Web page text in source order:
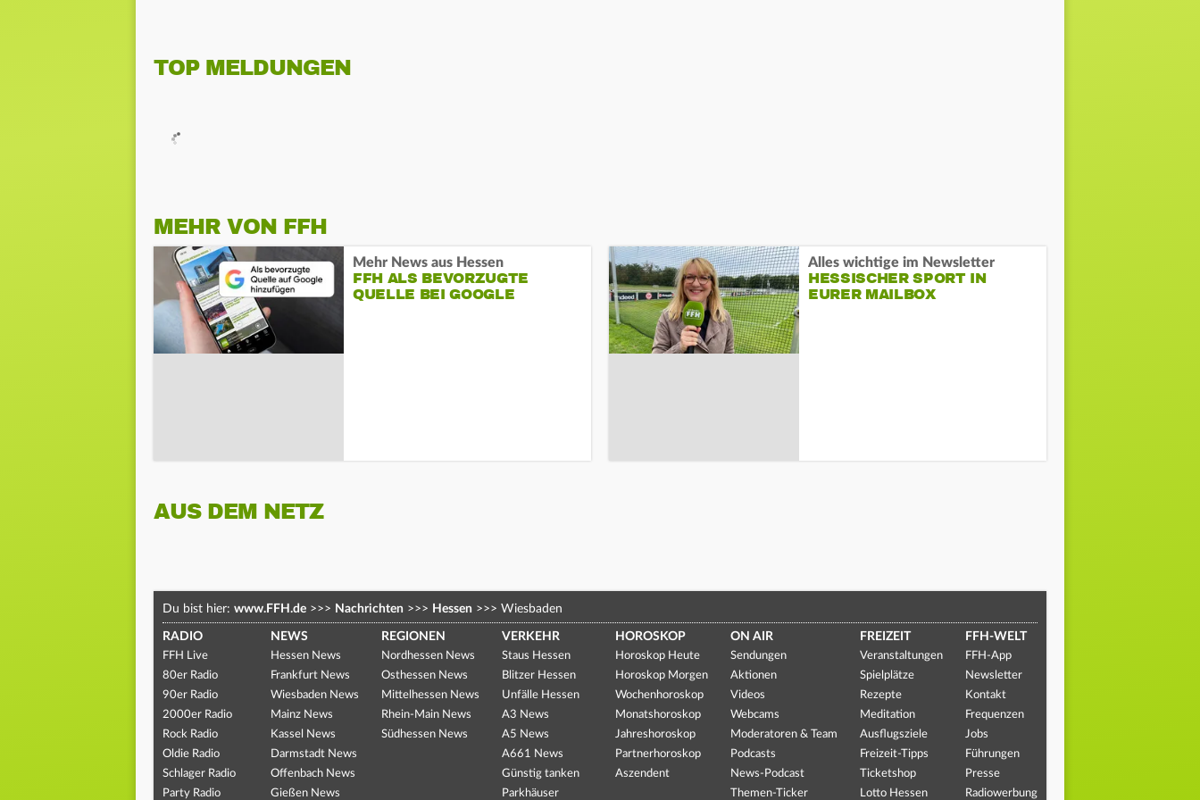
TOP MELDUNGEN
MEHR VON FFH
Mehr News aus Hessen
FFH ALS BEVORZUGTE
QUELLE BEI GOOGLE
Alles wichtige im Newsletter
HESSISCHER SPORT IN
EURER MAILBOX
AUS DEM NETZ
Du bist hier: www.FFH.de >>> Nachrichten >>> Hessen >>> Wiesbaden
RADIO
FFH Live
80er Radio
90er Radio
2000er Radio
Rock Radio
Oldie Radio
Schlager Radio
Party Radio
NEWS
Hessen News
Frankfurt News
Wiesbaden News
Mainz News
Kassel News
Darmstadt News
Offenbach News
Gießen News
REGIONEN
Nordhessen News
Osthessen News
Mittelhessen News
Rhein-Main News
Südhessen News
VERKEHR
Staus Hessen
Blitzer Hessen
Unfälle Hessen
A3 News
A5 News
A661 News
Günstig tanken
Parkhäuser
HOROSKOP
Horoskop Heute
Horoskop Morgen
Wochenhoroskop
Monatshoroskop
Jahreshoroskop
Partnerhoroskop
Aszendent
ON AIR
Sendungen
Aktionen
Videos
Webcams
Moderatoren & Team
Podcasts
News-Podcast
Themen-Ticker
FREIZEIT
Veranstaltungen
Spielplätze
Rezepte
Meditation
Ausflugsziele
Freizeit-Tipps
Ticketshop
Lotto Hessen
FFH-WELT
FFH-App
Newsletter
Kontakt
Frequenzen
Jobs
Führungen
Presse
Radiowerbung